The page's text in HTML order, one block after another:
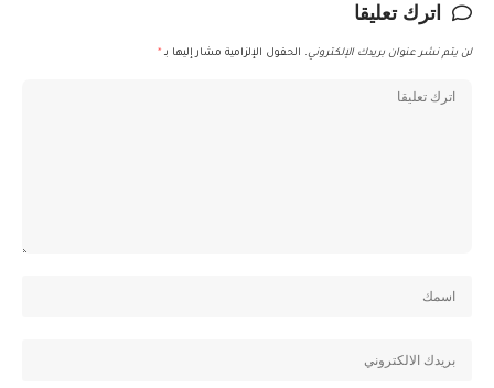
اترك تعليقا
لن يتم نشر عنوان بريدك الإلكتروني. الحقول الإلزامية مشار إليها بـ *